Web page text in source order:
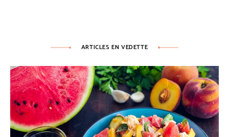
ARTICLES EN VEDETTE